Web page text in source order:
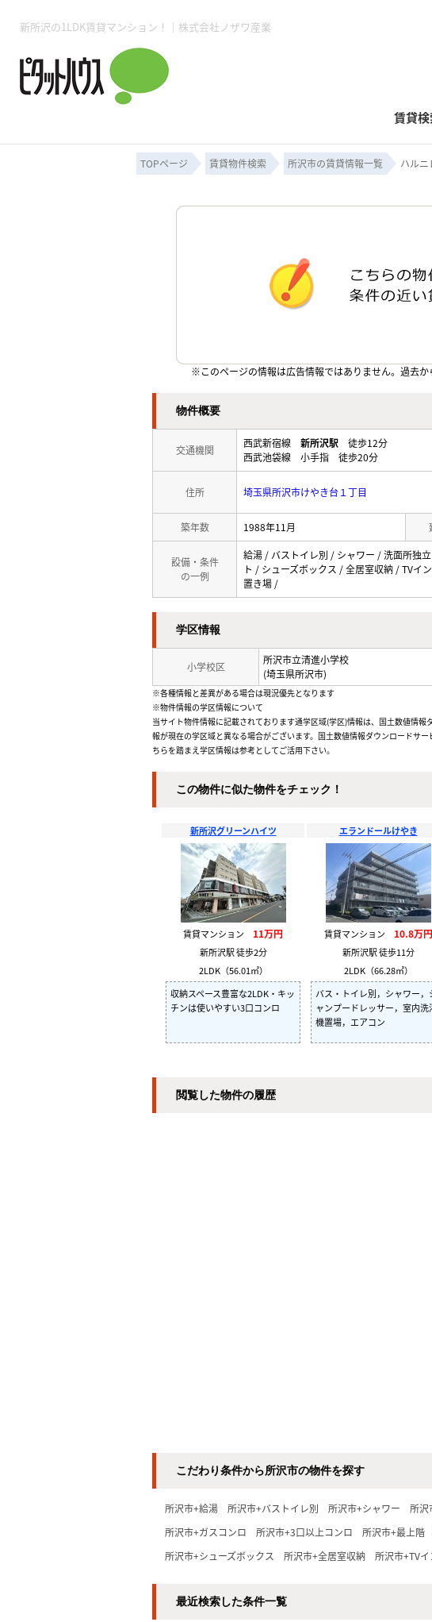
新所沢の1LDK賃貸マンション！｜株式会社ノザワ産業
賃貸検
売却の流れ
所沢賃貸TOP
月極駐車場 事業用物件 コンテナ
賃貸管理業務
入居者様用ページTOP
売買物件一覧
無料売却査定
必要な書類
会社概要
ピタットハウス所沢店 ピタットハウス小手指店
ご来店予約
TOPページ 賃貸物件検索 所沢市の賃貸情報一覧 ハルニ
※このページの情報は広告情報ではありません。過去か
物件概要
交通機関
西武新宿線 新所沢駅 徒歩12分
西武池袋線 小手指 徒歩20分
住所 埼玉県所沢市けやき台１丁目
築年数 1988年11月
設備・条件
の一例
給湯 / バストイレ別 / シャワー / 洗面所独
ト / シューズボックス / 全居室収納 / TV
置き場 /
学区情報
小学校区
所沢市立清進小学校
(埼玉県所沢市)
※各種情報と差異がある場合は現況優先となります
※物件情報の学区情報について
当サイト物件情報に記載されております通学区域(学区)情報は、国土数値情
報が現在の学区域と異なる場合がございます。国土数値情報ダウンロードサ
ちらを踏まえ学区情報は参考としてご活用下さい。
この物件に似た物件をチェック！
新所沢グリーンハイツ
賃貸マンション 11万円
新所沢駅 徒歩2分
2LDK（56.01㎡）
収納スペース豊富な2LDK・キッ
チンは使いやすい3口コンロ
エランドールけやき
賃貸マンション 10.8万円
新所沢駅 徒歩11分
2LDK（66.28㎡）
バス・トイレ別，シャワー，
ャンプードレッサー，室内洗
機置場，エアコン
閲覧した物件の履歴
こだわり条件から所沢市の物件を探す
所沢市+給湯 所沢市+バストイレ別 所沢市+シャワー 所沢
所沢市+ガスコンロ
所沢市+3口以上コンロ 所沢市+最上階
所沢市+シューズボックス
所沢市+全居室収納 所沢市+TV
最近検索した条件一覧